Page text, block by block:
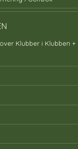
Klubber i Klubben +